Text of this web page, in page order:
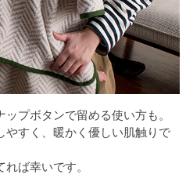
プボタンで留める使い方も。
やすく、暖かく優しい肌触りで
ば幸いです。